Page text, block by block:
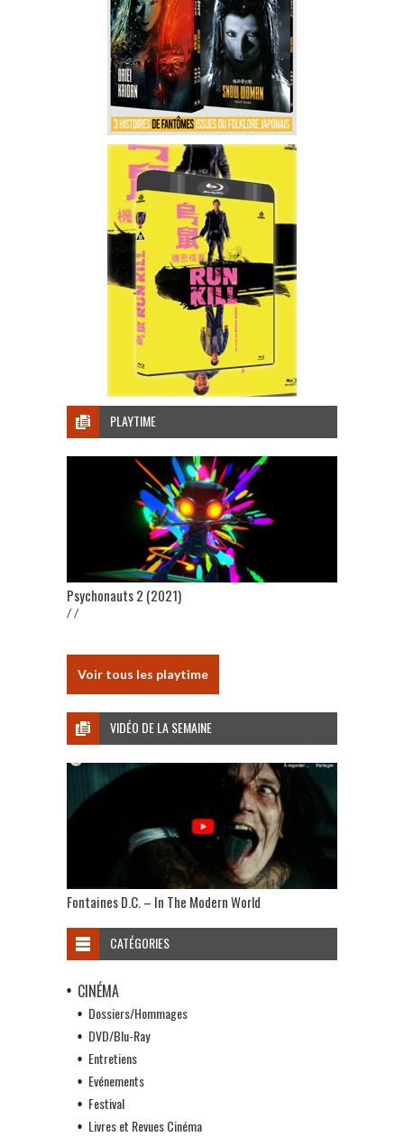
PLAYTIME
Psychonauts 2 (2021)
/ /
Voir tous les playtime
VIDÉO DE LA SEMAINE
Fontaines D.C. – In The Modern World
CATÉGORIES
CINÉMA
Dossiers/Hommages
DVD/Blu-Ray
Entretiens
Evénements
Festival
Livres et Revues Cinéma